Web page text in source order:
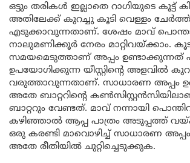
ഒട്ടും തരികൾ ഇല്ലാതെ റാഗിയുടെ കൂട്ട്
അതിലേക്ക് കുറച്ചു കൂടി വെള്ളം
എടുക്കാവുന്നതാണ്. ശേഷം മാവ്
നാലുമണിക്കൂർ നേരം മാറ്റിവയ്ക്കാം.
സമയമെടുത്താണ് അപ്പം ഉണ്ടാക്കുന്നത്
ഉപയോഗിക്കുന്ന യീസ്റ്റിന്റെ അളവിൽ
വരുത്താവുന്നതാണ്. സാധാരണ അപ്പം
അതേ ബാറ്ററിന്റെ
ബാറ്ററും വേണ്ടത്. മാവ് നന്നായി
കഴിഞ്ഞാൽ ആപ്പ പാത്രം അടുപ്പത്ത്
ഒരു കരണ്ടി മാവൊഴിച്ച് സാധാരണ
അതേ രീതിയിൽ ചുറ്റിച്ചെടുക്കുക.